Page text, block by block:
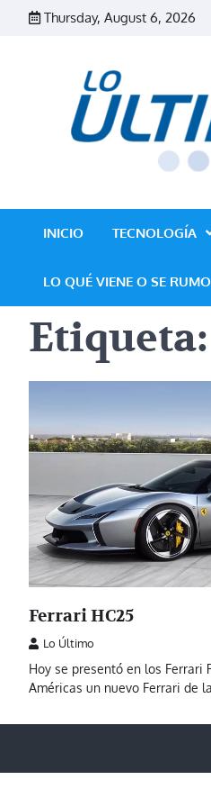
Thursday, August 6, 2026
INICIO TECNOLOGÍA
LO QUÉ VIENE O SE
Ferrari HC25
Lo Último
Hoy se presentó en los Ferrari
Américas un nuevo Ferrari de